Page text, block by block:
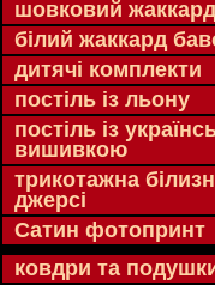
шовковий жаккард
білий жаккард
дитячі комплекти
постіль із льону
постіль із
вишивкою
трикотажна
джерсі
Сатин фотопринт
ковдри та